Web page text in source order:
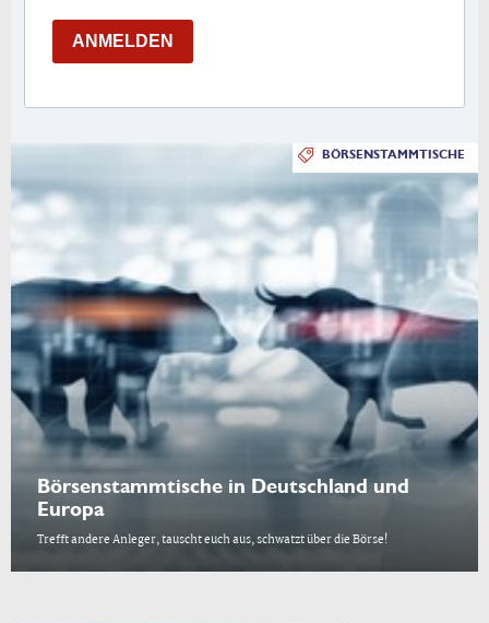
ANMELDEN
BÖRSENSTAMMTISCHE
Börsenstammtische in Deutschland und
Europa
Trefft andere Anleger, tauscht euch aus, schwatzt über die Börse!